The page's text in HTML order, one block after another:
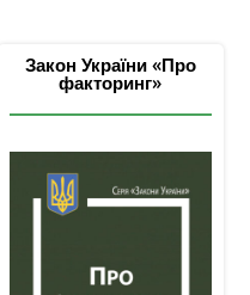
Закон України «Про
факторинг»